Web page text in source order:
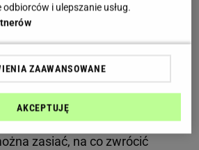
roślin na balkonie - czego
zasiać, na co zwrócić
i ulepszanie usług.
ZAAWANSOWANE
AKCEPTUJĘ